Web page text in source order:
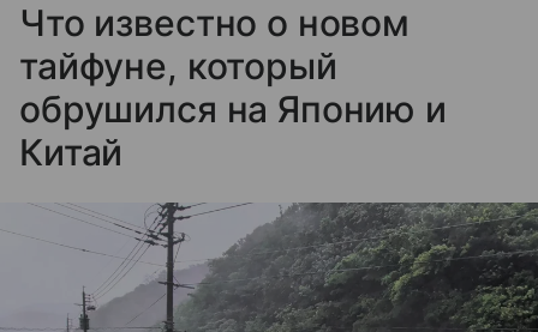
Что известно о новом
тайфуне, который
обрушился на Японию и
Китай